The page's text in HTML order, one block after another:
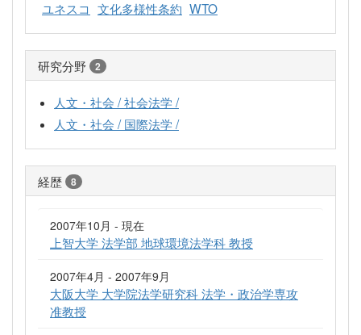
ユネスコ 文化多様性条約 WTO
研究分野 2
人文・社会 / 社会法学 /
人文・社会 / 国際法学 /
経歴 8
2007年10月 - 現在
上智大学 法学部 地球環境法学科 教授
2007年4月 - 2007年9月
大阪大学 大学院法学研究科 法学・政治学専攻
准教授